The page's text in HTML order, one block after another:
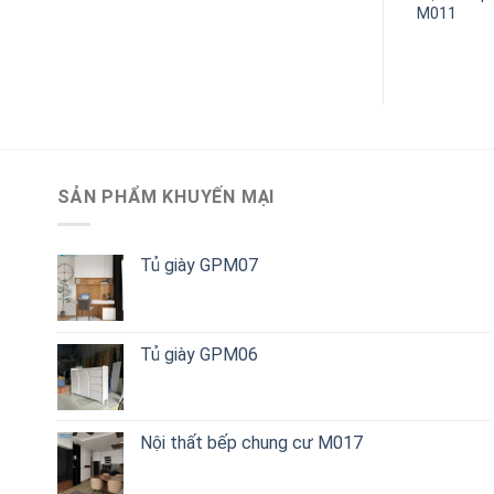
M011
SẢN PHẨM KHUYẾN MẠI
Tủ giày GPM07
Tủ giày GPM06
Nội thất bếp chung cư M017